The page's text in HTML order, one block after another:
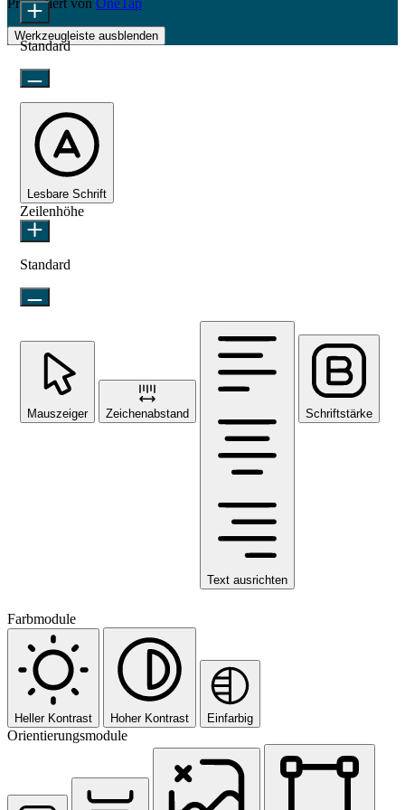
Präsentiert von OneTap
Werkzeugleiste ausblenden
Standard
Lesbare Schrift
Zeilenhöhe
Standard
Mauszeiger Zeichenabstand
Text ausrichten
Schriftstärke
Farbmodule
Heller Kontrast Hoher Kontrast Einfarbig
Orientierungsmodule